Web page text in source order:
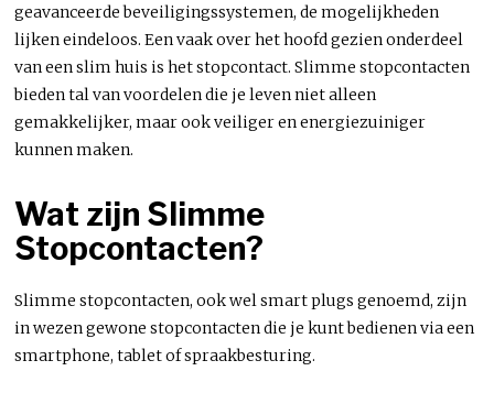
geavanceerde beveiligingssystemen, de mogelijkheden
lijken eindeloos. Een vaak over het hoofd gezien onderdeel
van een slim huis is het stopcontact. Slimme stopcontacten
bieden tal van voordelen die je leven niet alleen
gemakkelijker, maar ook veiliger en energiezuiniger
kunnen maken.
Wat zijn Slimme
Stopcontacten?
Slimme stopcontacten, ook wel smart plugs genoemd, zijn
in wezen gewone stopcontacten die je kunt bedienen via een
smartphone, tablet of spraakbesturing.